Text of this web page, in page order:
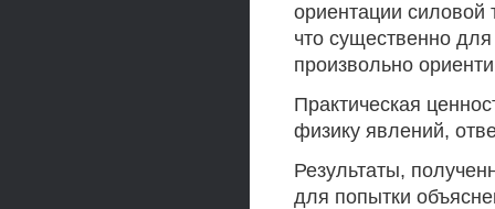
ориентации силовой
что существенно
произвольно
Практическая
физику явлений,
Результаты,
для попытки